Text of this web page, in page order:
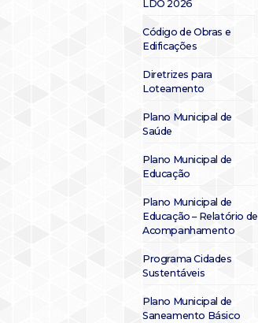
LDO 2026
Código de Obras e
Edificações
Diretrizes para
Loteamento
Plano Municipal de
Saúde
Plano Municipal de
Educação
Plano Municipal de
Educação – Relatório de
Acompanhamento
Programa Cidades
Sustentáveis
Plano Municipal de
Saneamento Básico